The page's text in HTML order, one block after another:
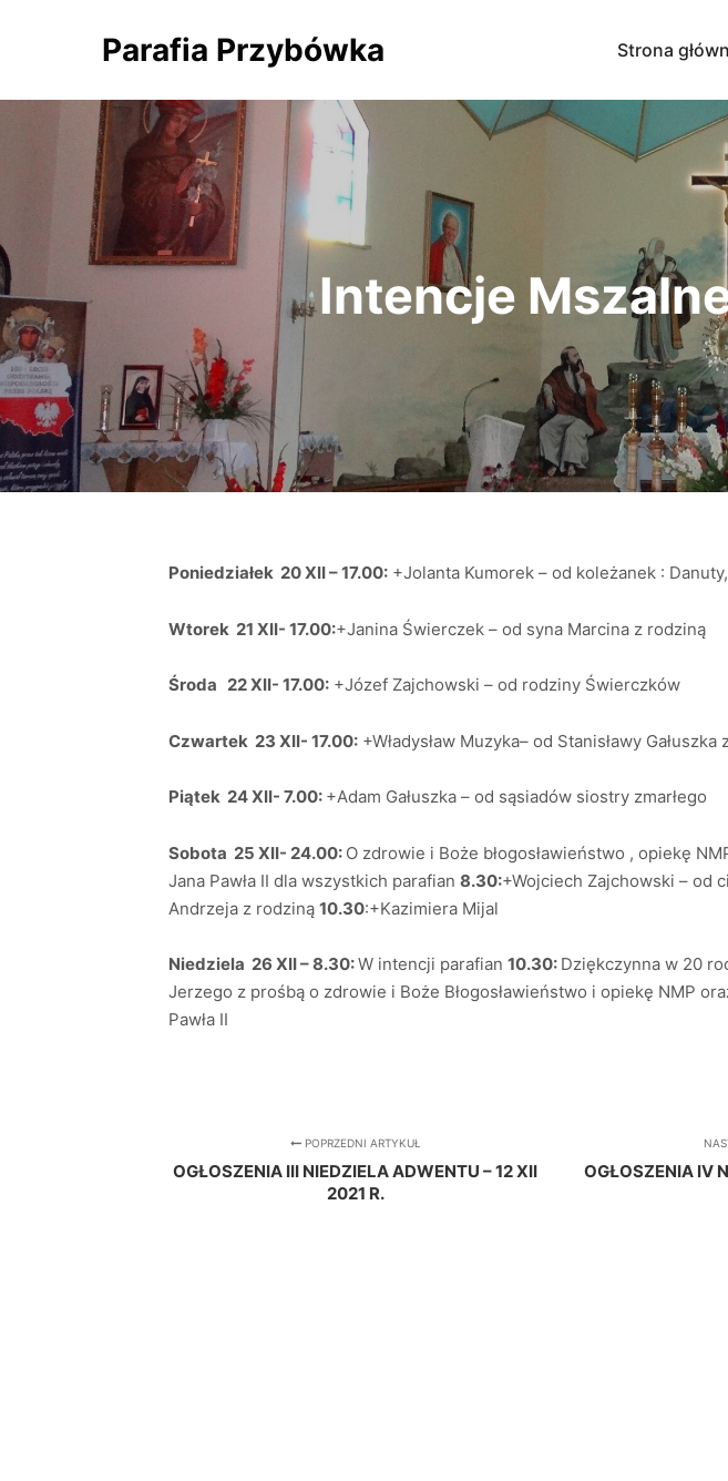
Parafia Przybówka Strona
Intencje
Poniedziałek 20 XII – 17.00: +Jolanta Kumorek – od koleżanek :
Wtorek 21 XII- 17.00:+Janina Świerczek – od syna Marcina z rodziną
Środa 22 XII- 17.00: +Józef Zajchowski – od rodziny Świerczków
Czwartek 23 XII- 17.00: +Władysław Muzyka– od Stanisławy Gałuszka
Piątek 24 XII- 7.00: +Adam Gałuszka – od sąsiadów siostry zmarłego
Sobota 25 XII- 24.00: O zdrowie i Boże błogosławieństwo , opiekę
Jana Pawła II dla wszystkich parafian 8.30:+Wojciech Zajchowski – od
Andrzeja z rodziną 10.30:+Kazimiera Mijal
Niedziela 26 XII – 8.30:W intencji parafian 10.30: Dziękczynna w 20
Jerzego z prośbą o zdrowie i Boże Błogosławieństwo i opiekę NMP
Pawła II
POPRZEDNI ARTYKUŁ
OGŁOSZENIA III NIEDZIELA ADWENTU – 12 XII
2021 R.
OGŁOSZENIA IV